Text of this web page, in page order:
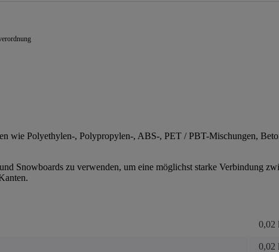
wie Polyethylen-, Polypropylen-, ABS-, PET / PBT-Mischungen,
Snowboards zu verwenden, um eine möglichst starke Verbindung
0,02
0,02